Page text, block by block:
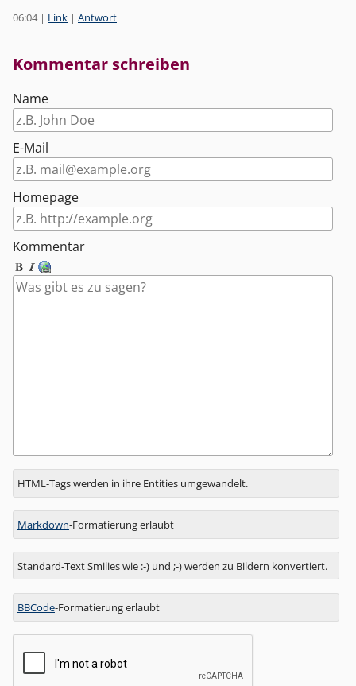
06:04| Link | Antwort
Kommentar schreiben
Name
E-Mail
Homepage
Kommentar
Antwort
zu
HTML-Tags werden in ihre Entities umgewandelt.
Markdown-Formatierung erlaubt
Standard-Text Smilies wie :-) und ;-) werden zu Bildern konvertiert.
BBCode-Formatierung erlaubt